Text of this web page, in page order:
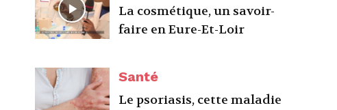
La cosmétique, un savoir-
faire en Eure-Et-Loir
Santé
Le psoriasis, cette maladie